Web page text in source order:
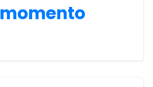
momento